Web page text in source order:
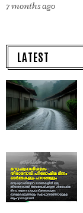
7 months ago
LATEST